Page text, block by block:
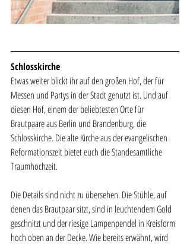
Schlosskirche
Etwas weiter blickt ihr auf den großen Hof, der für
Messen und Partys in der Stadt genutzt ist. Und auf
diesen Hof, einem der beliebtesten Orte für
Brautpaare aus Berlin und Brandenburg, die
Schlosskirche. Die alte Kirche aus der evangelischen
Reformationszeit bietet euch die Standesamtliche
Traumhochzeit.
Die Details sind nicht zu übersehen. Die Stühle, auf
denen das Brautpaar sitzt, sind in leuchtendem Gold
geschnitzt und der riesige Lampenpendel in Kreisform
hoch oben an der Decke. Wie bereits erwähnt, wird